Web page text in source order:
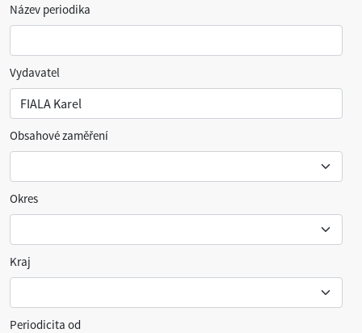
Název periodika
Vydavatel
Obsahové zaměření
Okres
Kraj
Periodicita od